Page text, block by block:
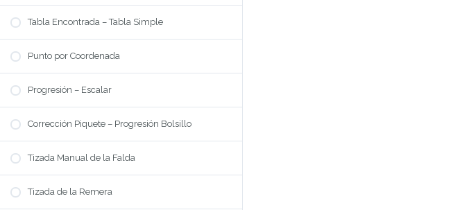
Tabla Encontrada – Tabla Simple
Punto por Coordenada
Progresión – Escalar
Corrección Piquete – Progresión Bolsillo
Tizada Manual de la Falda
Tizada de la Remera
MI UNIVERSO
Modalidad
Precio
Preguntas Frecuentes
Bio Cynthia